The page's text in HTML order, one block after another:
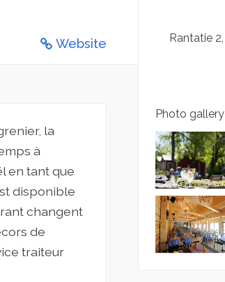
Website
la
à
en tant que
disponible
changent
de
traiteur
Rantatie 2
Photo gallery